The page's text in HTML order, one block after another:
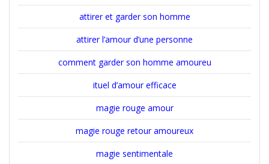
attirer et garder son homme
attirer l’amour d’une personne
comment garder son homme amoureu
ituel d’amour efficace
magie rouge amour
magie rouge retour amoureux
magie sentimentale